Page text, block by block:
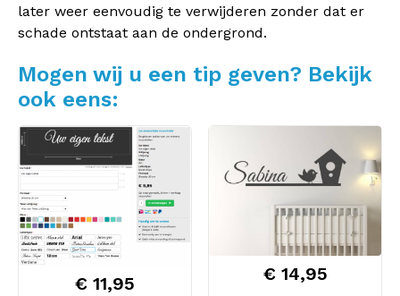
later weer eenvoudig te verwijderen zonder dat er
schade ontstaat aan de ondergrond.
Mogen wij u een tip geven? Bekijk
ook eens:
€ 11,95 € 14,95